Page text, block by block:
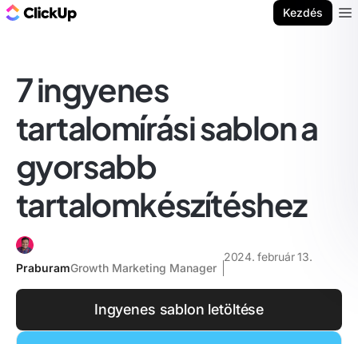
Kezdés
7 ingyenes
tartalomírási sablon a
gyorsabb
tartalomkészítéshez
PraburamGrowth Marketing Manager
2024. február 13.
Ingyenes sablon letöltése